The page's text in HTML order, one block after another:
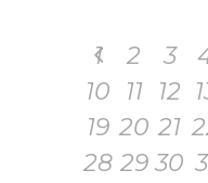
1 2 3
10
11 12
19 20 21
28 29 30